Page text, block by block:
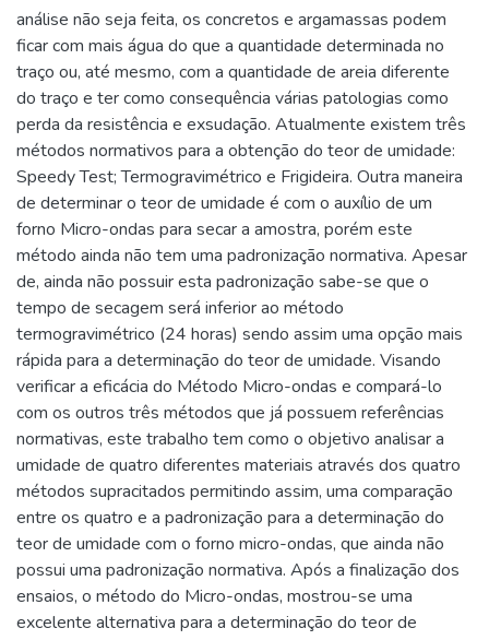
análise não seja feita, os concretos e argamassas podem
ficar com mais água do que a quantidade determinada no
traço ou, até mesmo, com a quantidade de areia diferente
do traço e ter como consequência várias patologias como
perda da resistência e exsudação. Atualmente existem três
métodos normativos para a obtenção do teor de umidade:
Speedy Test; Termogravimétrico e Frigideira. Outra maneira
de determinar o teor de umidade é com o auxílio de um
forno Micro-ondas para secar a amostra, porém este
método ainda não tem uma padronização normativa. Apesar
de, ainda não possuir esta padronização sabe-se que o
tempo de secagem será inferior ao método
termogravimétrico (24 horas) sendo assim uma opção mais
rápida para a determinação do teor de umidade. Visando
verificar a eficácia do Método Micro-ondas e compará-lo
com os outros três métodos que já possuem referências
normativas, este trabalho tem como o objetivo analisar a
umidade de quatro diferentes materiais através dos quatro
métodos supracitados permitindo assim, uma comparação
entre os quatro e a padronização para a determinação do
teor de umidade com o forno micro-ondas, que ainda não
possui uma padronização normativa. Após a finalização dos
ensaios, o método do Micro-ondas, mostrou-se uma
excelente alternativa para a determinação do teor de